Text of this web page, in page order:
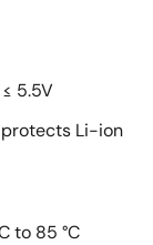
≤ 5.5V
Li-ion
to 85 °C